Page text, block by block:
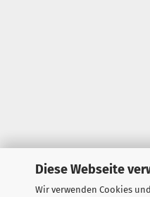
Diese Webseite
Wir verwenden Cookies